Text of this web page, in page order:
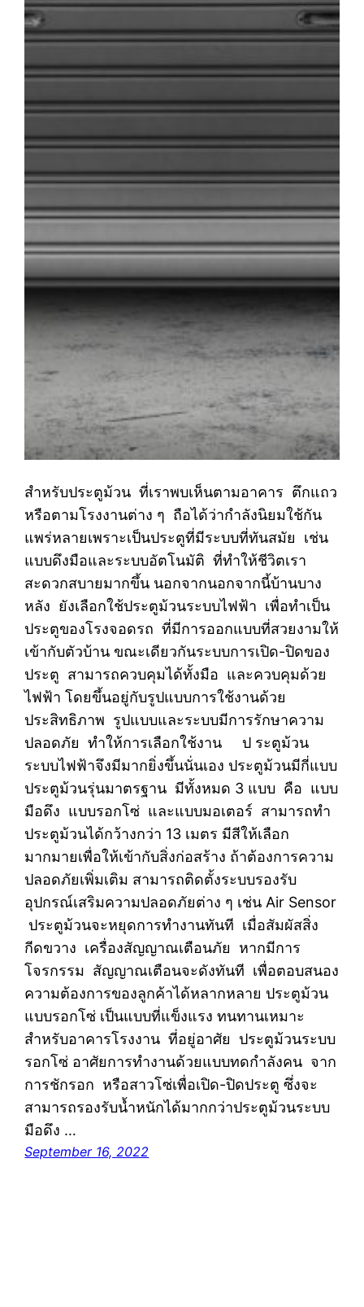
สำหรับประตูม้วน ที่เราพบเห็นตามอาคาร ตึกแถว
หรือตามโรงงานต่าง ๆ ถือได้ว่ากำลังนิยมใช้กัน
แพร่หลายเพราะเป็นประตูที่มีระบบที่ทันสมัย เช่น
แบบดึงมือและระบบอัตโนมัติ ที่ทำให้ชีวิตเรา
สะดวกสบายมากขึ้น นอกจากนอกจากนี้บ้านบาง
หลัง ยังเลือกใช้ประตูม้วนระบบไฟฟ้า เพื่อทำเป็น
ประตูของโรงจอดรถ ที่มีการออกแบบที่สวยงามให้
เข้ากับตัวบ้าน ขณะเดียวกันระบบการเปิด-ปิดของ
ประตู สามารถควบคุมได้ทั้งมือ และควบคุมด้วย
ไฟฟ้า โดยขึ้นอยู่กับรูปแบบการใช้งานด้วย
ประสิทธิภาพ รูปแบบและระบบมีการรักษาความ
ปลอดภัย ทำให้การเลือกใช้งาน ป ระตูม้วน
ระบบไฟฟ้าจึงมีมากยิ่งขึ้นนั่นเอง ประตูม้วนมีกี่แบบ
ประตูม้วนรุ่นมาตรฐาน มีทั้งหมด 3 แบบ คือ แบบ
มือดึง แบบรอกโซ่ และแบบมอเตอร์ สามารถทำ
ประตูม้วนได้กว้างกว่า 13 เมตร มีสีให้เลือก
มากมายเพื่อให้เข้ากับสิ่งก่อสร้าง ถ้าต้องการความ
ปลอดภัยเพิ่มเติม สามารถติดตั้งระบบรองรับ
อุปกรณ์เสริมความปลอดภัยต่าง ๆ เช่น Air Sensor
ประตูม้วนจะหยุดการทำงานทันที เมื่อสัมผัสสิ่ง
กีดขวาง เครื่องสัญญาณเตือนภัย หากมีการ
โจรกรรม สัญญาณเตือนจะดังทันที เพื่อตอบสนอง
ความต้องการของลูกค้าได้หลากหลาย ประตูม้วน
แบบรอกโซ่ เป็นแบบที่แข็งแรง ทนทานเหมาะ
สำหรับอาคารโรงงาน ที่อยู่อาศัย ประตูม้วนระบบ
รอกโซ่ อาศัยการทำงานด้วยแบบทดกำลังคน จาก
การชักรอก หรือสาวโซ่เพื่อเปิด-ปิดประตู ซึ่งจะ
สามารถรองรับน้ำหนักได้มากกว่าประตูม้วนระบบ
มือดึง …
September 16, 2022